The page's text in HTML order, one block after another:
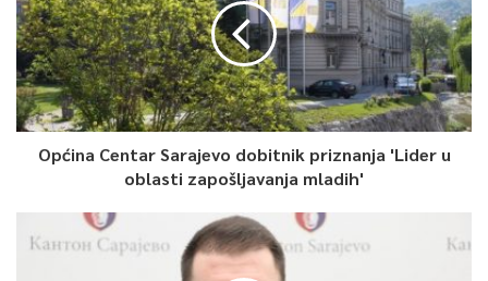
Općina Centar Sarajevo dobitnik priznanja 'Lider u
oblasti zapošljavanja mladih'